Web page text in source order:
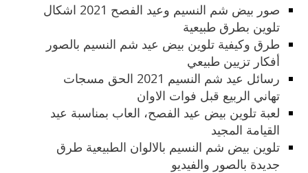
صور بيض شم النسيم وعيد الفصح 2021 اشكال
تلوين بطرق طبيعية
طرق وكيفية تلوين بيض عيد شم النسيم بالصور
أفكار تزيين طبيعي
رسائل عيد شم النسيم 2021 الحق مسجات
تهاني الربيع قبل فوات الاوان
لعبة تلوين بيض عيد الفصح، العاب بمناسبة عيد
القيامة المجيد
تلوين بيض شم النسيم بالالوان الطبيعية طرق
جديدة بالصور والفيديو